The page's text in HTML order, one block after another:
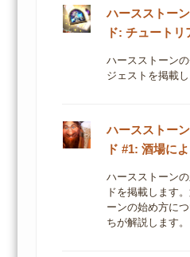
ハースストー
ド: チュートリ
ハースストーン
ジェストを掲載し
ハースストー
ド #1: 酒場に
ハースストーン
ドを掲載します
ーンの始め方に
ちが解説します。